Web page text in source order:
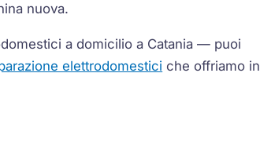
nuova.
a domicilio a Catania — puoi
elettrodomestici che offriamo in